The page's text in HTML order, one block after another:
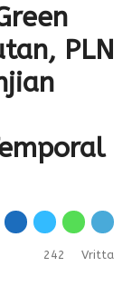
PLN
242 Vritta